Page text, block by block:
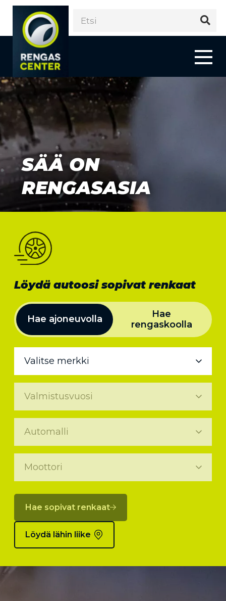
SÄÄ ON
RENGASASIA
Löydä autoosi sopivat renkaat
Hae ajoneuvolla
Hae
rengaskoolla
Hae sopivat renkaat
Löydä lähin liike